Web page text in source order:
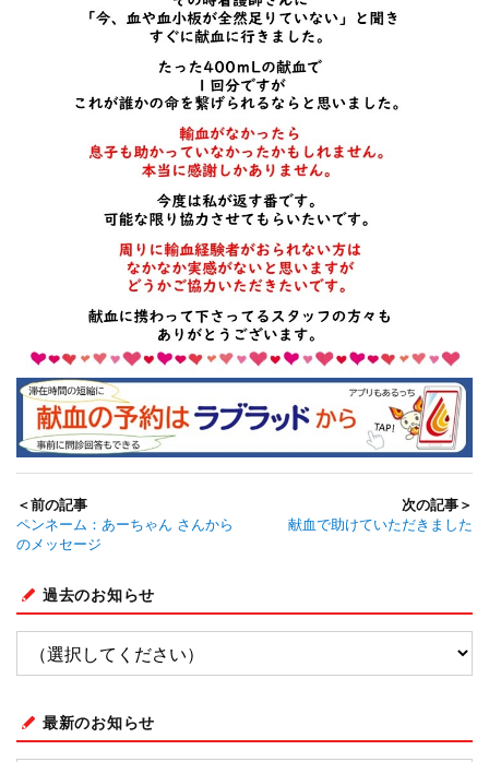
＜前の記事
ペンネーム：あーちゃん さんから
のメッセージ
次の記事＞
献血で助けていただきました
過去のお知らせ
最新のお知らせ